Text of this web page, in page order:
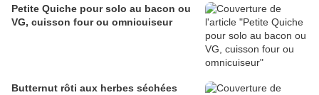
Petite Quiche pour solo au bacon ou
VG, cuisson four ou omnicuiseur
Butternut rôti aux herbes séchées